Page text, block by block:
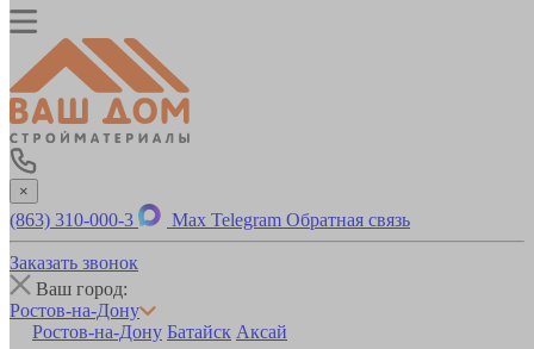
×
(863) 310-000-3 Max Telegram Обратная связь
Заказать звонок
Ваш город:
Ростов-на-Дону
Ростов-на-Дону Батайск Аксай